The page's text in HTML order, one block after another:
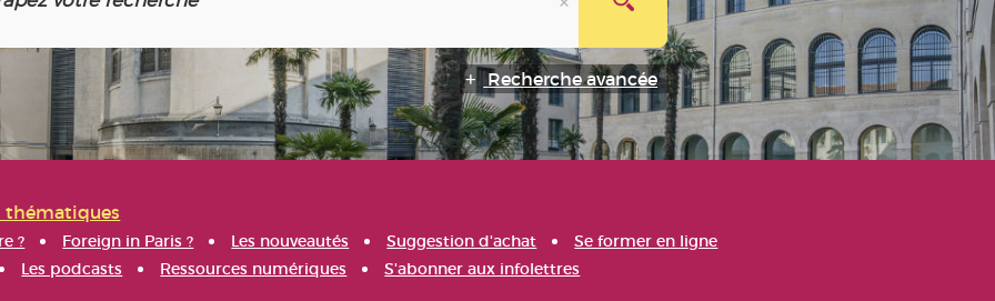
Recherche avancée
thématiques
? Foreign in Paris ? Les nouveautés Suggestion d'achat
Se former en ligne
Les podcasts Ressources numériques S'abonner aux infolettres